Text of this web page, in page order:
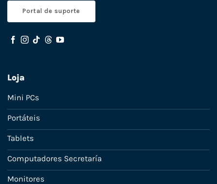
Portal de suporte
Loja
Mini PCs
Portáteis
Tablets
Computadores Secretaría
Monitores